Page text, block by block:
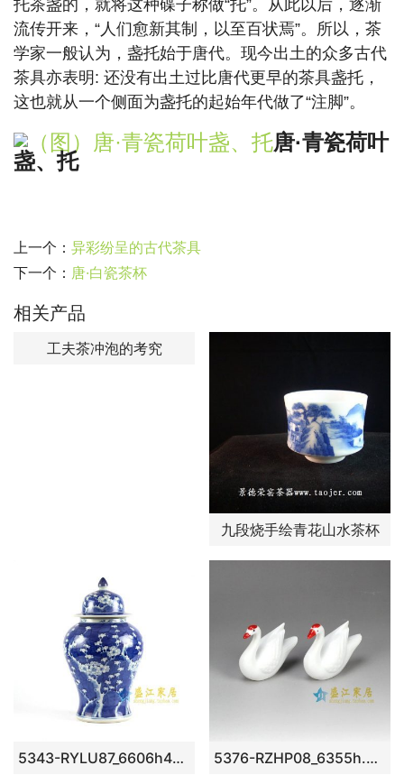
托茶盏的，就将这种碟子称做“托”。从此以后，逐渐
流传开来，“人们愈新其制，以至百状焉”。所以，茶
学家一般认为，盏托始于唐代。现今出土的众多古代
茶具亦表明: 还没有出土过比唐代更早的茶具盏托，
这也就从一个侧面为盏托的起始年代做了“注脚”。
唐·青瓷荷叶
盏、托
上一个： 异彩纷呈的古代茶具
下一个： 唐·白瓷茶杯
相关产品
工夫茶冲泡的考究
九段烧手绘青花山水茶杯
5343-RYLU87_6606h44k14.5w26 5376-RZHP08_6355h.5w9